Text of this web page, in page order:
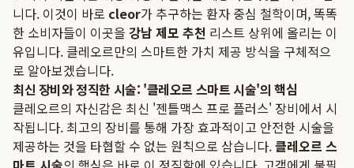
니다. 이것이 바로 cleor가 추구하는 환자 중심 철학이며, 똑똑
한 소비자들이 이곳을 강남 제모 추천 리스트 상위에 올리는 이
유입니다. 클레오르만의 스마트한 가치 제공 방식을 구체적으
로 알아보겠습니다.
최신 장비와 정직한 시술: '클레오르 스마트 시술'의 핵심
클레오르의 자신감은 최신 '젠틀맥스 프로 플러스' 장비에서 시
작됩니다. 최고의 장비를 통해 가장 효과적이고 안전한 시술을
제공하는 것을 타협할 수 없는 원칙으로 삼습니다.클레오르 스